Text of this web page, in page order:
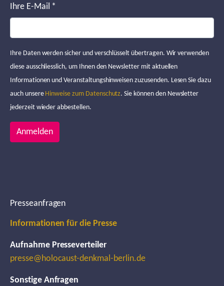
Ihre E-Mail *
Ihre Daten werden sicher und verschlüsselt übertragen. Wir verwenden
diese ausschliesslich, um Ihnen den Newsletter mit aktuellen
Informationen und Veranstaltungshinweisen zuzusenden. Lesen Sie dazu
auch unsere Hinweise zum Datenschutz. Sie können den Newsletter
jederzeit wieder abbestellen.
Anmelden
Presseanfragen
Informationen für die Presse
Aufnahme Presseverteiler
presse@holocaust-denkmal-berlin.de
Sonstige Anfragen